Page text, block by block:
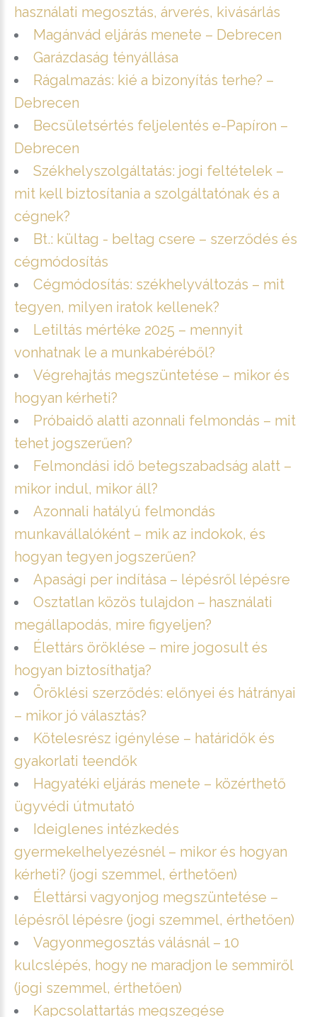
használati megosztás, árverés, kivásárlás
Magánvád eljárás menete – Debrecen
Garázdaság tényállása
Rágalmazás: kié a bizonyítás terhe? –
Debrecen
Becsületsértés feljelentés e-Papíron –
Debrecen
Székhelyszolgáltatás: jogi feltételek –
mit kell biztosítania a szolgáltatónak és a
cégnek?
Bt.: kültag - beltag csere – szerződés és
cégmódosítás
Cégmódosítás: székhelyváltozás – mit
tegyen, milyen iratok kellenek?
Letiltás mértéke 2025 – mennyit
vonhatnak le a munkabéréből?
Végrehajtás megszüntetése – mikor és
hogyan kérheti?
Próbaidő alatti azonnali felmondás – mit
tehet jogszerűen?
Felmondási idő betegszabadság alatt –
mikor indul, mikor áll?
Azonnali hatályú felmondás
munkavállalóként – mik az indokok, és
hogyan tegyen jogszerűen?
Apasági per indítása – lépésről lépésre
Osztatlan közös tulajdon – használati
megállapodás, mire figyeljen?
Élettárs öröklése – mire jogosult és
hogyan biztosíthatja?
Öröklési szerződés: előnyei és hátrányai
– mikor jó választás?
Kötelesrész igénylése – határidők és
gyakorlati teendők
Hagyatéki eljárás menete – közérthető
ügyvédi útmutató
Ideiglenes intézkedés
gyermekelhelyezésnél – mikor és hogyan
kérheti? (jogi szemmel, érthetően)
Élettársi vagyonjog megszüntetése –
lépésről lépésre (jogi szemmel, érthetően)
Vagyonmegosztás válásnál – 10
kulcslépés, hogy ne maradjon le semmiről
(jogi szemmel, érthetően)
Kapcsolattartás megszegése